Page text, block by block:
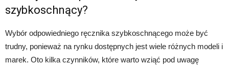
szybkoschnący?
Wybór odpowiedniego ręcznika szybkoschnącego może być
trudny, ponieważ na rynku dostępnych jest wiele różnych modeli i
marek. Oto kilka czynników, które warto wziąć pod uwagę